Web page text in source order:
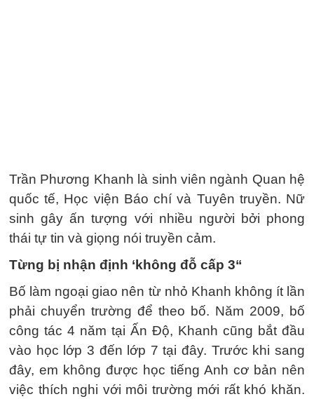
Trần Phương Khanh là sinh viên ngành Quan hệ
quốc tế, Học viện Báo chí và Tuyên truyền. Nữ
sinh gây ấn tượng với nhiều người bởi phong
thái tự tin và giọng nói truyền cảm.
Từng bị nhận định ‘không đỗ cấp 3“
Bố làm ngoại giao nên từ nhỏ Khanh không ít lần
phải chuyển trường để theo bố. Năm 2009, bố
công tác 4 năm tại Ấn Độ, Khanh cũng bắt đầu
vào học lớp 3 đến lớp 7 tại đây. Trước khi sang
đây, em không được học tiếng Anh cơ bản nên
việc thích nghi với môi trường mới rất khó khăn.